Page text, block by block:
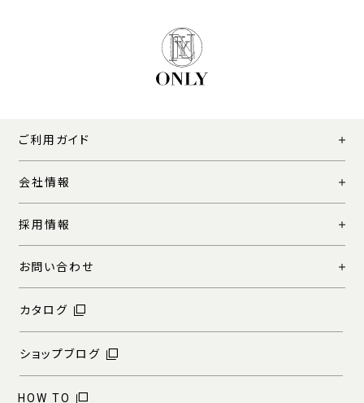
ご利用ガイド
会社情報
採用情報
お問い合わせ
カタログ
ショップブログ
HOW TO